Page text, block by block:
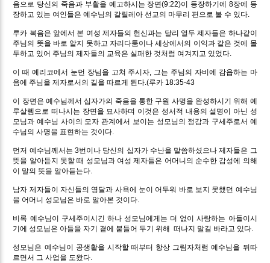
음으로 당신의 죽음과 부활을 예고하시는 장면(9:22)이 등장하기에 8장에 등
장하고 있는 여인들은 예수님의 갈릴레아 선교의 마무리 편으로 볼 수 있다.
루카 복음은 앞에서 본 여성 제자들의 헌신과는 달리 열두 제자들은 하나같이
주님의 뜻을 바로 알지 못하고 자리다툼이나 세상에서의 이익과 같은 것에 몰
두하고 있어 주님의 제자들의 교육은 실패한 것처럼 여겨지고 있었다.
이 때 예리코에서 눈먼 장님을 고쳐 주시자, 그는 주님의 자비에 감읍하는 마
음에 주님을 제자로서의 길을 따르게 된다.(루카 18:35-43
이 장면은 예수님께서 십자가의 죽음을 통한 구원 사명을 완성하시기 위해 예
루살렘으로 떠나시는 장면을 묘사하며 이것은 성서적 내용의 설명이 아닌 성
모님과 예수님 사이의 모자 관계에서 보이는 성모님의 정감과 구세주로서 예
수님의 사명을 표현하는 것이다.
먼저 예수님께서는 3번이나 당신의 십자가 수난을 말씀하셨으나 제자들은 그
뜻을 알아듣지 못할 때 성모님과 여성 제자들은 어머니의 순수한 감성에 의해
이 말의 뜻을 알아듣는다.
남자 제자들이 자신들의 영달과 사욕에 눈이 어두워 바로 보지 못했던 예수님
을 어머니 성모님은 바로 알아본 것이다.
비록 예수님이 구세주이시긴 하나 성모님에게는 더 없이 사랑하는 아들이시
기에 성모님은 아들을 자기 곁에 붙들어 두기 위해 떠나지 말길 바라고 있다.
성모님은 예수님이 공생활을 시작할 때부터 항상 그림자처럼 예수님을 뒤따
르면서 그 사업을 도왔다.